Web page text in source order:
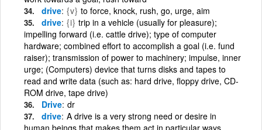
drive {v} to force, knock, rush, go, urge, aim
drive {i} trip in a vehicle (usually for pleasure);
impelling forward (i.e. cattle drive); type of computer
hardware; combined effort to accomplish a goal (i.e. fund
raiser); transmission of power to machinery; impulse, inner
urge; (Computers) device that turns disks and tapes to
read and write data (such as: hard drive, floppy drive, CD-
ROM drive, tape drive)
Drive dr
drive A drive is a very strong need or desire in
human beings that makes them act in particular ways.